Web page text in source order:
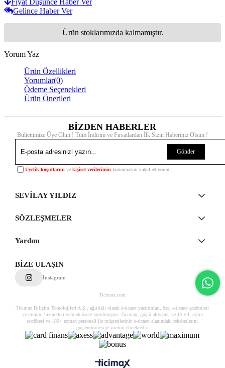
Gelince Haber Ver
Ürün stoklarımızda kalmamıştır.
Yorum Yaz
Ürün Özellikleri
Yorumlar(0)
Ödeme Seçenekleri
Ürün Önerileri
BİZDEN HABERLER
Bültenimize Üye Olun ! Tüm İndirim ve Fırsatlardan İlk Sizin Haberiniz Olsun !
Gönder
Üyelik koşullarınıve kişisel verilerimin korunmasını kabul ediyorum.
SEVİLAY YILDIZ
SÖZLEŞMELER
Yardım
BİZE ULAŞIN
Instagram
Ticimax.com
Ticimax Bilişim Teknolojileri A.Ş., ağırlıklı olarak e-ticaret yazılımları, özel e-ticaret çözümleri
ve tasarım hizmetleri vermek üzere kurulmuştur. Ticimax, güçlü altyapısı ve 15 yılı aşkın
tecrübesi ve 180+ uzman personeli ile müşterilerinin e-ticaret alanındaki rekabetlerini
güçlendirmesine yardım etmektedir.